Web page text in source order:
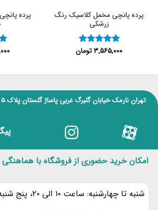
پرده پانچی مخمل کلاسیک رنگ
زرشکی
نمره۵از۳,۵۶۵,۰۰۰تومان
پرده
تهران نارمک خیابان گلبرگ غربی پاساژ گلستان پلاک ۵
امکان خرید حضوری از فروشگاه با هماهنگی
شنبه تا چهارشنبه: ساعت ۱۰ الی ۲۰، پنج شنبه‌ها: ۱۰ الی ۱۴